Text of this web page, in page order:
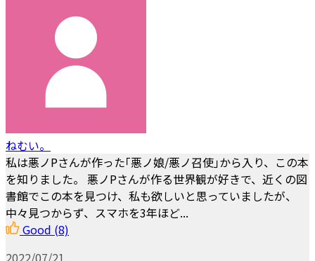
ねむい。
私は悪ノPさんが作った｢悪ノ娘/悪ノ召使｣から入り、この本
を知りました。 悪ノPさんが作る世界観が好きで、近くの図
書館でこの本を見つけ、私も欲しいと思っていましたが、
中々見つからず、スマホを3年ほど...
Good (8)